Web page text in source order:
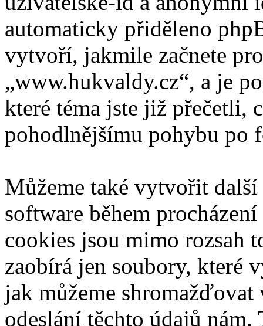
automaticky přiděleno
vytvoří, jakmile začnete
„www.hukvaldy.cz“, a je
které téma jste již přečetli,
pohodlnějšímu pohybu po
Můžeme také vytvořit
software během
cookies jsou mimo rozsah
zaobírá jen soubory, které
jak můžeme shromažďovat
odeslání těchto údajů